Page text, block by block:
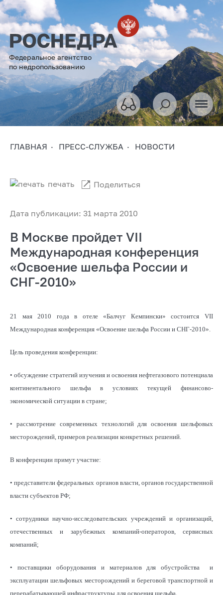
Федеральное агентство
по недропользованию
ГЛАВНАЯ ПРЕСС-СЛУЖБА НОВОСТИ
Дата публикации: 31 марта 2010
печать Поделиться
В Москве пройдет VII
Международная конференция
«Освоение шельфа России и
СНГ-2010»
21 мая 2010 года в отеле «Балчуг Кемпински» состоится VII
Международная конференция «Освоение шельфа России и СНГ-2010».
Цель проведения конференции:
• обсуждение стратегий изучения и освоения нефтегазового потенциала
континентального шельфа в условиях текущей финансово-
экономической ситуации в стране;
• рассмотрение современных технологий для освоения шельфовых
месторождений, примеров реализации конкретных решений.
В конференции примут участие:
• представители федеральных органов власти, органов государственной
власти субъектов РФ;
• сотрудники научно-исследовательских учреждений и организаций,
отечественных и зарубежных компаний-операторов, сервисных
компаний;
• поставщики оборудования и материалов для обустройства и
эксплуатации шельфовых месторождений и береговой транспортной и
перерабатывающей инфраструктуры для освоения шельфа.